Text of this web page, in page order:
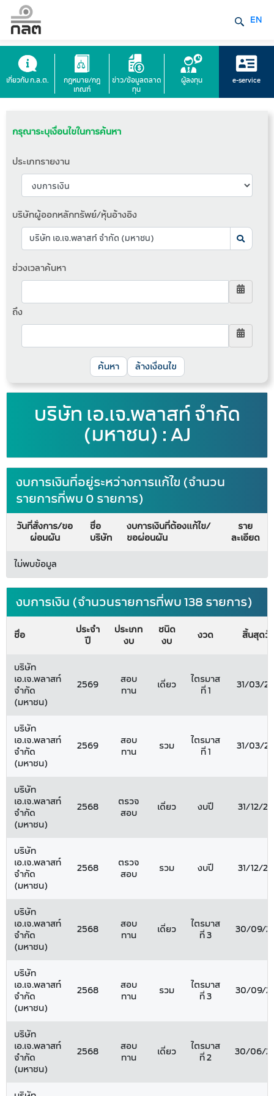
EN
เกี่ยวกับ ก.ล.ต.
กฎหมาย/กฎ
เกณฑ์
ข่าว/ข้อมูลตลาด
ทุน
ผู้ลงทุน e-service
กรุณาระบุเงื่อนไขในการค้นหา
ประเภทรายงาน
บริษัทผู้ออกหลักทรัพย์/หุ้นอ้างอิง
ช่วงเวลาค้นหา
ถึง
ล้างเงื่อนไข
บริษัท เอ.เจ.พลาสท์ จำกัด
(มหาชน) : AJ
งบการเงินที่อยู่ระหว่างการแก้ไข (จำนวน
รายการที่พบ 0 รายการ)
วันที่สั่งการ/ขอ
ผ่อนผัน
ชื่อ
บริษัท
งบการเงินที่ต้องแก้ไข/
ขอผ่อนผัน
ราย
ละเอียด
ไม่พบข้อมูล
งบการเงิน (จำนวนรายการที่พบ 138 รายการ)
ชื่อ
ประจำ
ปี
ประเภท
งบ
ชนิด
งบ
งวด สิ้นสุดวั
บริษัท
เอ.เจ.พลาสท์
จำกัด
(มหาชน)
2569
สอบ
ทาน
เดี่ยว
ไตรมาส
ที่ 1
31/03/
บริษัท
เอ.เจ.พลาสท์
จำกัด
(มหาชน)
2569
สอบ
ทาน
รวม
ไตรมาส
ที่ 1
31/03/
บริษัท
เอ.เจ.พลาสท์
จำกัด
(มหาชน)
2568
ตรวจ
สอบ
เดี่ยว งบปี 31/12/
บริษัท
เอ.เจ.พลาสท์
จำกัด
(มหาชน)
2568
ตรวจ
สอบ
รวม งบปี 31/12/
บริษัท
เอ.เจ.พลาสท์
จำกัด
(มหาชน)
2568
สอบ
ทาน
เดี่ยว
ไตรมาส
ที่ 3
30/09/
บริษัท
เอ.เจ.พลาสท์
จำกัด
(มหาชน)
2568
สอบ
ทาน
รวม
ไตรมาส
ที่ 3
30/09/
บริษัท
เอ.เจ.พลาสท์
จำกัด
(มหาชน)
2568
สอบ
ทาน
เดี่ยว
ไตรมาส
ที่ 2
30/06/